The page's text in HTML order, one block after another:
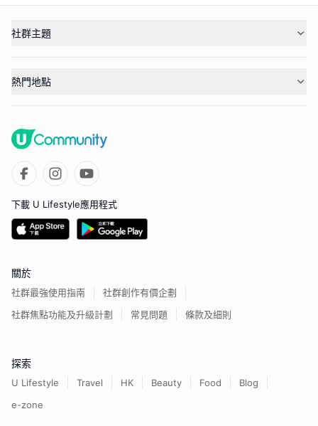
社群主題
熱門地點
下載 U Lifestyle應用程式
關於
社群最強使用指南
社群創作有價企劃
社群焦點功能及升級計劃
常見問題 條款及細則
探索
U Lifestyle Travel HK Beauty Food
Blog
e-zone